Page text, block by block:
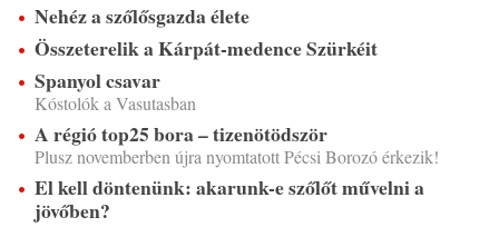
Nehéz a szőlősgazda élete
Összeterelik a Kárpát-medence Szürkéit
Spanyol csavar
Kóstolók a Vasutasban
A régió top25 bora – tizenötödször
Plusz novemberben újra nyomtatott Pécsi Borozó érkezik!
El kell döntenünk: akarunk-e szőlőt művelni a
jövőben?